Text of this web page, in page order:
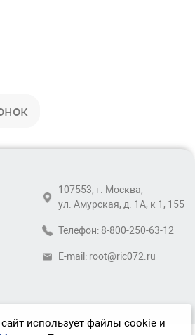
107553, г. Москва,
ул. Амурская, д. 1А, к 1, 155
Телефон: 8-800-250-63-12
E-mail: root@ric072.ru
использует файлы cookie и